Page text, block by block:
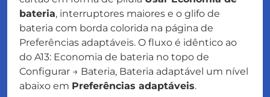
bateria, interruptores maiores e o glifo de
bateria com borda colorida na página de
Preferências adaptáveis. O fluxo é idêntico ao
do A13: Economia de bateria no topo de
Configurar → Bateria, Bateria adaptável um nível
abaixo em Preferências adaptáveis.